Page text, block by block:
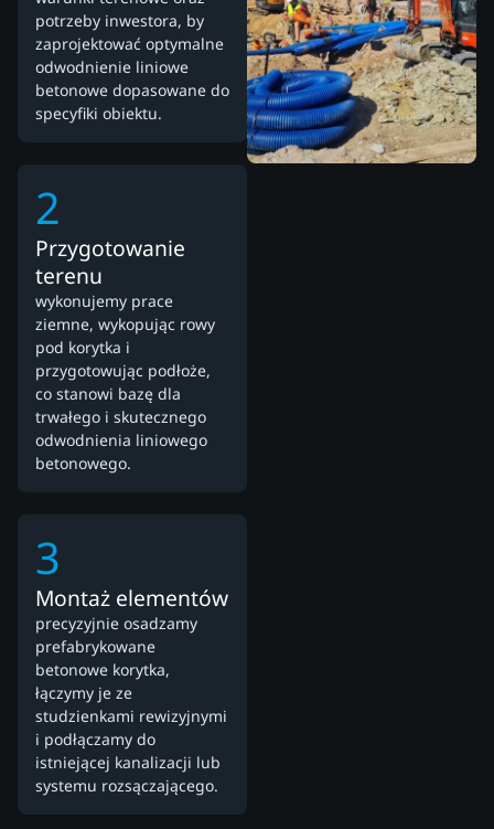
potrzeby inwestora, by
zaprojektować optymalne
odwodnienie liniowe
betonowe dopasowane do
specyfiki obiektu.
2
Przygotowanie
terenu
wykonujemy prace
ziemne, wykopując rowy
pod korytka i
przygotowując podłoże,
co stanowi bazę dla
trwałego i skutecznego
odwodnienia liniowego
betonowego.
3
Montaż elementów
precyzyjnie osadzamy
prefabrykowane
betonowe korytka,
łączymy je ze
studzienkami rewizyjnymi
i podłączamy do
istniejącej kanalizacji lub
systemu rozsączającego.